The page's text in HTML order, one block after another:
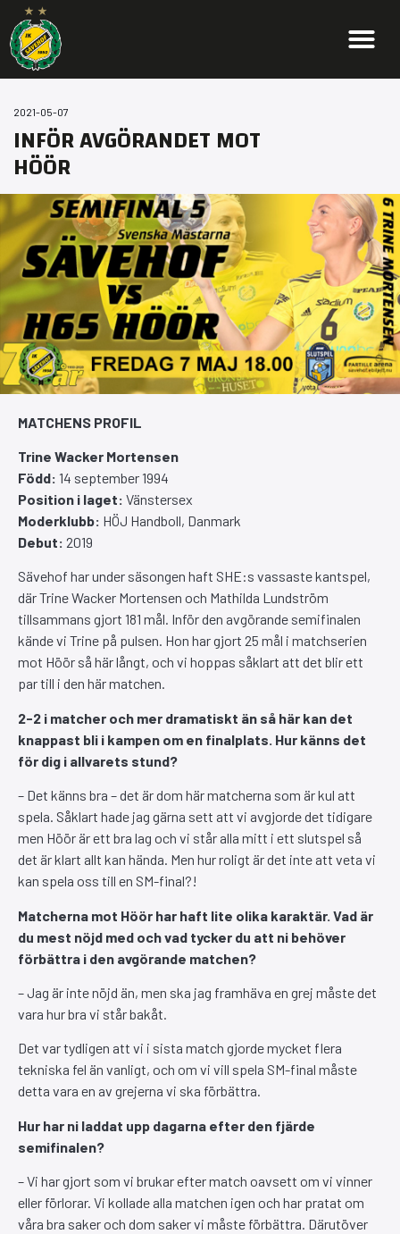
2021-05-07
INFÖR AVGÖRANDET MOT
HÖÖR
MATCHENS PROFIL
Trine Wacker Mortensen
Född: 14 september 1994
Position i laget: Vänstersex
Moderklubb: HÖJ Handboll, Danmark
Debut: 2019
Sävehof har under säsongen haft SHE:s vassaste kantspel,
där Trine Wacker Mortensen och Mathilda Lundström
tillsammans gjort 181 mål. Inför den avgörande semifinalen
kände vi Trine på pulsen. Hon har gjort 25 mål i matchserien
mot Höör så här långt, och vi hoppas såklart att det blir ett
par till i den här matchen.
2-2 i matcher och mer dramatiskt än så här kan det
knappast bli i kampen om en finalplats. Hur känns det
för dig i allvarets stund?
– Det känns bra – det är dom här matcherna som är kul att
spela. Såklart hade jag gärna sett att vi avgjorde det tidigare
men Höör är ett bra lag och vi står alla mitt i ett slutspel så
det är klart allt kan hända. Men hur roligt är det inte att veta vi
kan spela oss till en SM-final?!
Matcherna mot Höör har haft lite olika karaktär. Vad är
du mest nöjd med och vad tycker du att ni behöver
förbättra i den avgörande matchen?
– Jag är inte nöjd än, men ska jag framhäva en grej måste det
vara hur bra vi står bakåt.
Det var tydligen att vi i sista match gjorde mycket flera
tekniska fel än vanligt, och om vi vill spela SM-final måste
detta vara en av grejerna vi ska förbättra.
Hur har ni laddat upp dagarna efter den fjärde
semifinalen?
– Vi har gjort som vi brukar efter match oavsett om vi vinner
eller förlorar. Vi kollade alla matchen igen och har pratat om
våra bra saker och dom saker vi måste förbättra. Därutöver